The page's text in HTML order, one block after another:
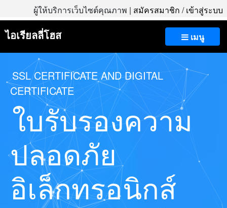
ผู้ให้บริการเว็บไซต์คุณภาพ | สมัครสมาชิก /เข้าสู่ระบบ
เมนู
ไอเรียลลี่โฮส
SSL CERTIFICATE AND DIGITAL
CERTIFICATE
ใบรับรองความ
ปลอดภัย
อิเล็กทรอนิกส์